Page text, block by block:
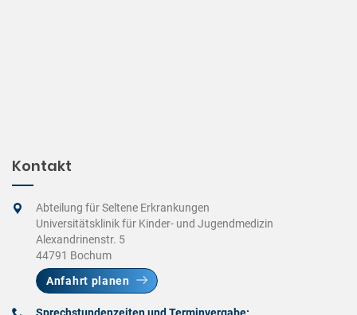
Kontakt
Abteilung für Seltene Erkrankungen
Universitätsklinik für Kinder- und Jugendmedizin
Alexandrinenstr. 5
44791 Bochum
Anfahrt planen
Sprechstundenzeiten und Terminvergabe: